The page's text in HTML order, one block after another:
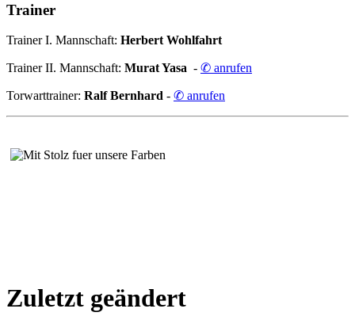
Trainer
Trainer I. Mannschaft: Herbert Wohlfahrt
Trainer II. Mannschaft: Murat Yasa - ✆ anrufen
Torwarttrainer: Ralf Bernhard - ✆ anrufen
Zuletzt geändert